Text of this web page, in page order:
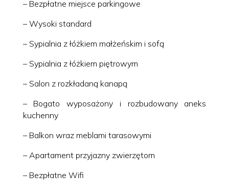
– Bezpłatne miejsce parkingowe
– Wysoki standard
– Sypialnia z łóżkiem małżeńskim i sofą
– Sypialnia z łóżkiem piętrowym
– Salon z rozkładaną kanapą
– Bogato wyposażony i rozbudowany aneks
kuchenny
– Balkon wraz meblami tarasowymi
– Apartament przyjazny zwierzętom
– Bezpłatne Wifi